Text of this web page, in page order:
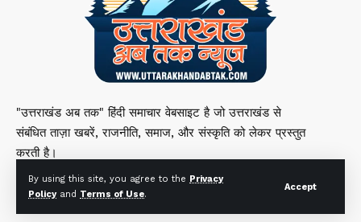
By using this site, you agree to the Privacy
Policyand Terms of Use.
Accept
"उत्तराखंड अब तक" हिंदी समाचार वेबसाइट है जो उत्तराखंड से
संबंधित ताज़ा खबरें, राजनीति, समाज, और संस्कृति को लेकर प्रस्तुत
करती है।